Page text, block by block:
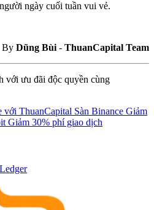
ngày cuối tuần vui vẻ.
By Dũng Bùi - ThuanCapital Team
với ưu đãi độc quyền cùng
Sàn Binance Giảm
Giảm 30% phí giao dịch